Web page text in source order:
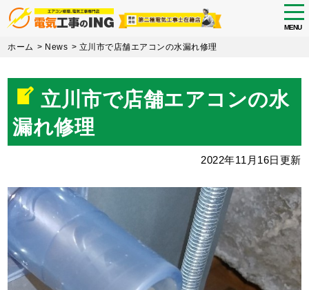
Skip
content
MENU
ホーム > News > 立川市で店舗エアコンの水漏れ修理
立川市で店舗エアコンの水
漏れ修理
2022年11月16日更新